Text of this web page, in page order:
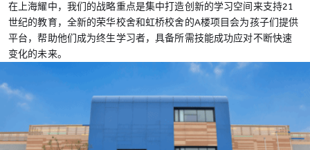
在上海耀中，我们的战略重点是集中打造创新的学习空间来支持21
世纪的教育，全新的荣华校舍和虹桥校舍的A楼项目会为孩子们提供
平台，帮助他们成为终生学习者，具备所需技能成功应对不断快速
变化的未来。